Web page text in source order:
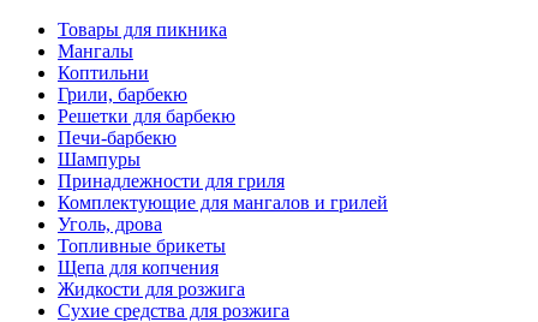
Товары для пикника
Мангалы
Коптильни
Грили, барбекю
Решетки для барбекю
Печи-барбекю
Шампуры
Принадлежности для гриля
Комплектующие для мангалов и грилей
Уголь, дрова
Топливные брикеты
Щепа для копчения
Жидкости для розжига
Сухие средства для розжига